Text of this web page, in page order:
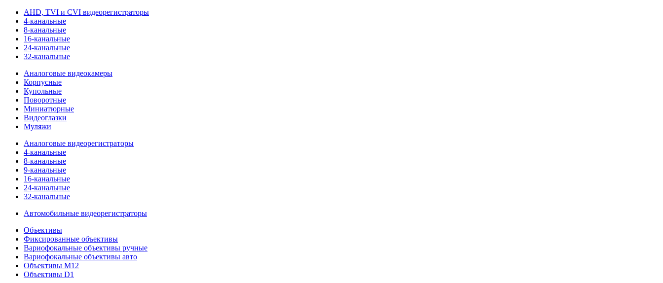
AHD, TVI и CVI видеорегистраторы
4-канальные
8-канальные
16-канальные
24-канальные
32-канальные
Аналоговые видеокамеры
Корпусные
Купольные
Поворотные
Миниатюрные
Видеоглазки
Муляжи
Аналоговые видеорегистраторы
4-канальные
8-канальные
9-канальные
16-канальные
24-канальные
32-канальные
Автомобильные видеорегистраторы
Объективы
Фиксированные объективы
Вариофокальные объективы ручные
Вариофокальные объективы авто
Объективы M12
Объективы D1